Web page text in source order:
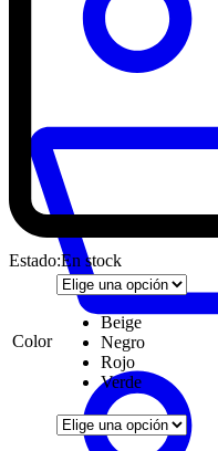
Estado:En stock
Color
Beige
Negro
Rojo
Verde